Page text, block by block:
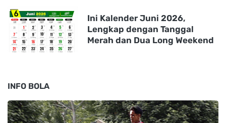
Ini Kalender Juni 2026,
Lengkap dengan Tanggal
Merah dan Dua Long Weekend
INFO BOLA